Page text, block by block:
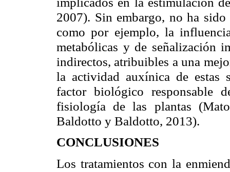
2007). Sin embargo, no ha
como por ejemplo, la
metabólicas y de señalización
indirectos, atribuibles a una
la actividad auxínica de estas
factor biológico responsable
fisiología de las plantas
Baldotto y Baldotto, 2013).
CONCLUSIONES
Los tratamientos con la